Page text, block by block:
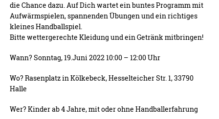
die Chance dazu. Auf Dich wartet ein buntes Programm mit
Aufwärmspielen, spannenden Übungen und ein richtiges
kleines Handballspiel.
Bitte wettergerechte Kleidung und ein Getränk mitbringen!
Wann? Sonntag, 19.Juni 2022 10:00 – 12:00 Uhr
Wo? Rasenplatz in Kölkebeck, Hesselteicher Str. 1, 33790
Halle
Wer? Kinder ab 4 Jahre, mit oder ohne Handballerfahrung